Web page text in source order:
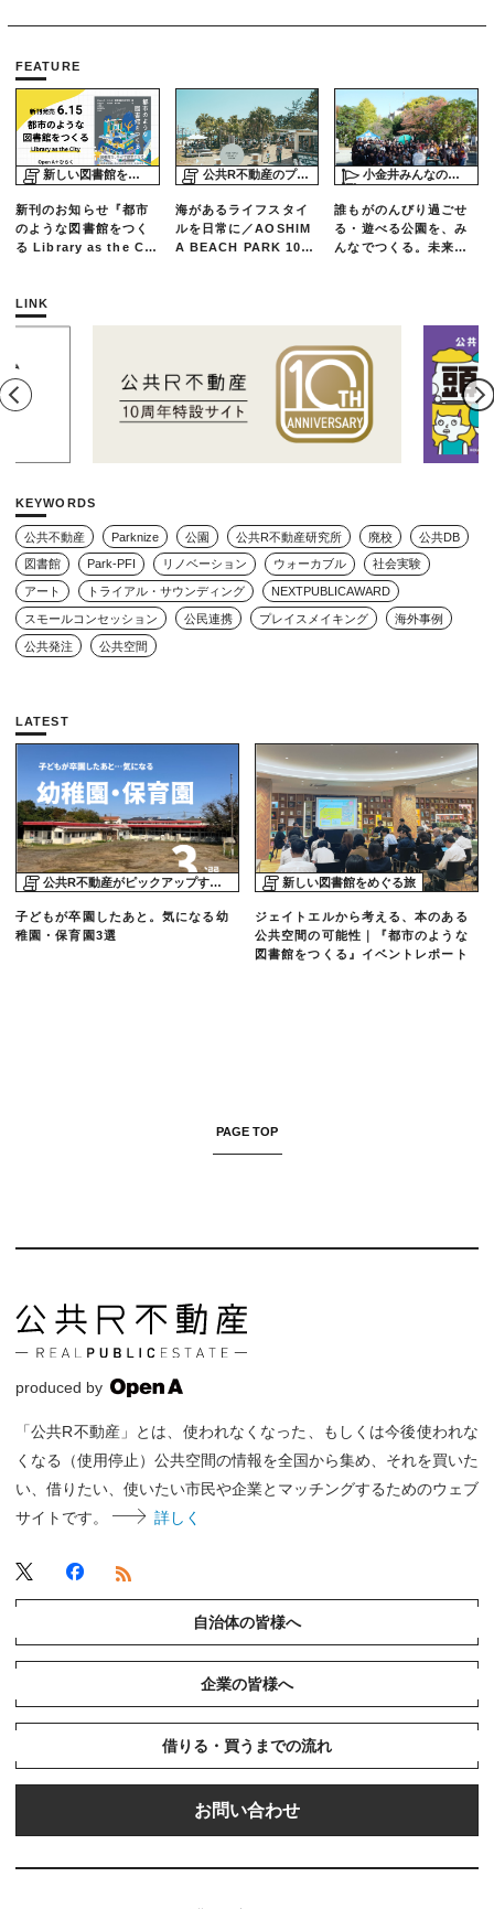
FEATURE
新しい図書館をめぐる旅
新刊のお知らせ『都市
のような図書館をつく
る Library as the Cit
公共R不動産のプロジェクトスタディ
海があるライフスタイ
ルを日常に／AOSHIM
A BEACH PARK 10年
小金井みんなの公園プロジェクト「play here」
誰もがのんびり過ごせ
る・遊べる公園を、み
んなでつくる。未来の
LINK
KEYWORDS
公共不動産 Parknize 公園 公共R不動産研究所 廃校 公共DB
図書館 Park-PFI リノベーション ウォーカブル 社会実験
アート トライアル・サウンディング NEXTPUBLICAWARD
スモールコンセッション 公民連携 プレイスメイキング 海外事例
公共発注 公共空間
LATEST
公共R不動産がピックアップする物件
子どもが卒園したあと。気になる幼
稚園・保育園3選
新しい図書館をめぐる旅
ジェイトエルから考える、本のある
公共空間の可能性｜『都市のような
図書館をつくる』イベントレポート
PAGE TOP
produced by
「公共R不動産」とは、使われなくなった、もしくは今後使われな
くなる（使用停止）公共空間の情報を全国から集め、それを買いた
い、借りたい、使いたい市民や企業とマッチングするためのウェブ
サイトです。
詳しく
自治体の皆様へ
企業の皆様へ
借りる・買うまでの流れ
お問い合わせ